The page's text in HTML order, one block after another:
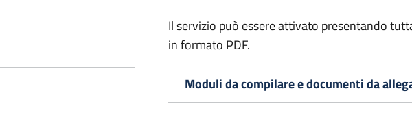
Il servizio può essere attivato presentando
in formato PDF.
Moduli da compilare e documenti da